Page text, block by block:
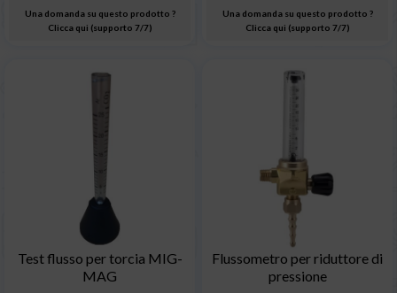
Una domanda su questo prodotto ?
Clicca qui (supporto 7/7)
Una domanda su questo prodotto ?
Clicca qui (supporto 7/7)
Test flusso per torcia MIG-
MAG
Flussometro per riduttore di
pressione